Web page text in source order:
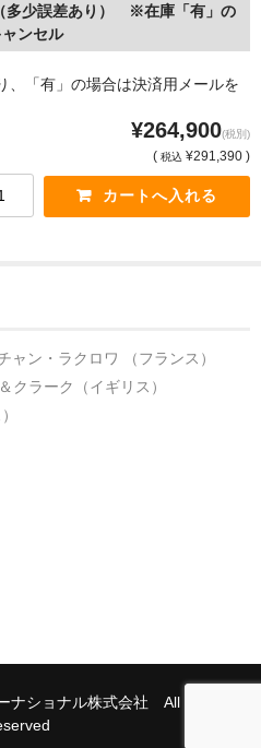
多少誤差あり） ※在庫「有」の
ンセル
、「有」の場合は決済用メールを
¥264,900(税別)
( 税込 ¥291,390 )
ャン・ラクロワ （フランス）
クラーク（イギリス）
ナショナル株式会社 All rights